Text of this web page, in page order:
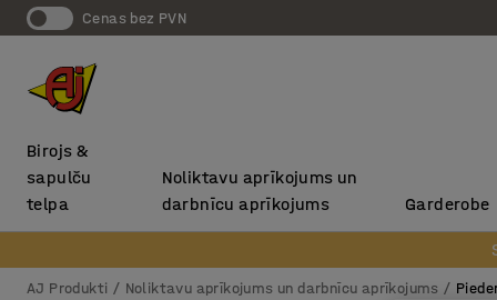
Cenas bez PVN
Birojs &
sapulču
telpa
Noliktavu aprīkojums un
darbnīcu aprīkojums
Garderobe
AJ Produkti Noliktavu aprīkojums un darbnīcu aprīkojums